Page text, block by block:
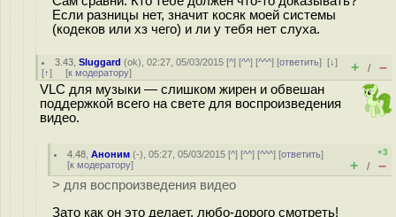
Если разницы нет, значит косяк моей системы
(кодеков или хз чего) и ли у тебя нет слуха.
3.43 ,Sluggard (ok), 02:27, 05/03/2015 [^] [^^] [^^^] [ответить][↓]
[↑] [к модератору] + / –
VLC для музыки — слишком жирен и обвешан
поддержкой всего на свете для воспроизведения
видео.
4.48 ,Аноним (-), 05:27, 05/03/2015 [^] [^^] [^^^] [ответить]
[к модератору]
+3
+ / –
> для воспроизведения видео
Зато как он это делает, любо-дорого смотреть!